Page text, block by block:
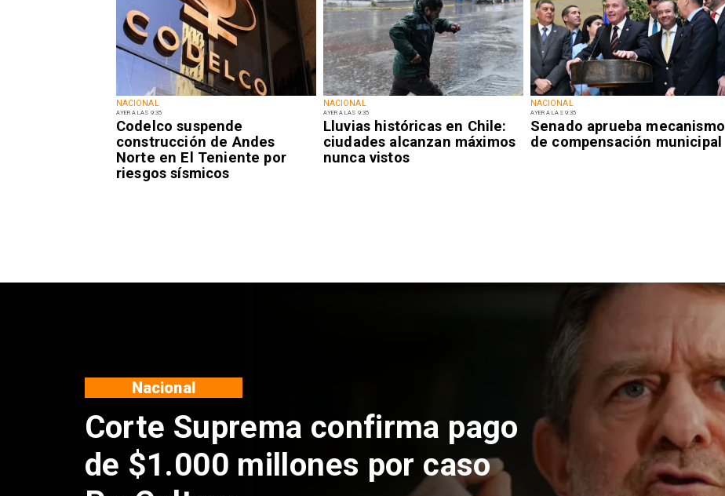
NACIONAL
AYER A LAS 9:35
Codelco suspende
construcción de Andes
Norte en El Teniente por
riesgos sísmicos
NACIONAL
AYER A LAS 9:35
Lluvias históricas en Chile:
ciudades alcanzan máximos
nunca vistos
NACIONAL
AYER A LAS 9:35
Senado aprueba mecanismo
de compensación municipal
Codelco suspende construcción
de Andes Norte en El Teniente
Nacional